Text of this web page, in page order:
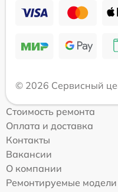
© 2026 Сервисный
Стоимость ремонта
Оплата и доставка
Контакты
Вакансии
О компании
Ремонтируемые модели